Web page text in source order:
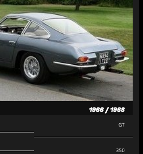
1966 / 1968
GT
350